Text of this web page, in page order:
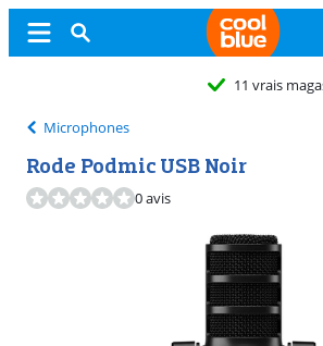
11 vrais magasins
Microphones
Rode Podmic USB Noir
0 avis